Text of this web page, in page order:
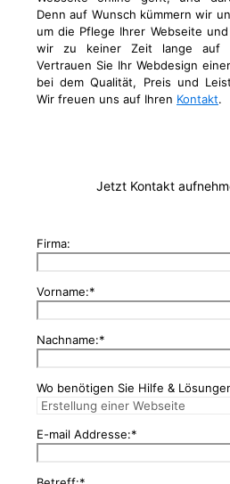
Denn auf Wunsch kümmern wir
um die Pflege Ihrer Webseite
wir zu keiner Zeit lange auf
Vertrauen Sie Ihr Webdesign
bei dem Qualität, Preis und
Wir freuen uns auf Ihren Kontakt.
Jetzt Kontakt
Firma:
Vorname:*
Nachname:*
Wo benötigen Sie Hilfe &
E-mail Addresse:*